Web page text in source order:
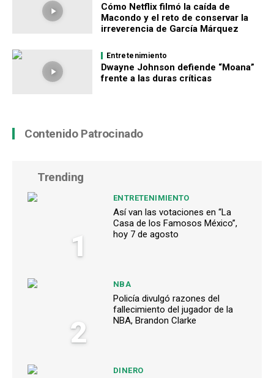
Cómo Netflix filmó la caída de
Macondo y el reto de conservar la
irreverencia de García Márquez
Entretenimiento
Dwayne Johnson defiende “Moana”
frente a las duras críticas
Contenido Patrocinado
Trending
1
ENTRETENIMIENTO
Así van las votaciones en “La
Casa de los Famosos México”,
hoy 7 de agosto
2
NBA
Policía divulgó razones del
fallecimiento del jugador de la
NBA, Brandon Clarke
DINERO